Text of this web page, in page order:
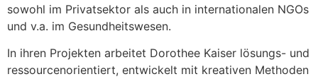
sowohl im Privatsektor als auch in internationalen NGOs
und v.a. im Gesundheitswesen.
In ihren Projekten arbeitet Dorothee Kaiser lösungs- und
ressourcenorientiert, entwickelt mit kreativen Methoden